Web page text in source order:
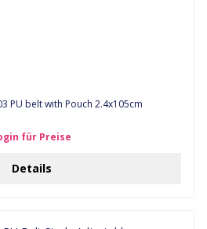
003 PU belt with Pouch 2.4x105cm
für Preise
Details